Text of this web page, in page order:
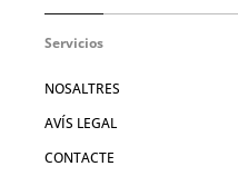
Servicios
NOSALTRES
AVÍS LEGAL
CONTACTE